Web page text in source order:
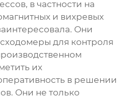
в частности на
и вихревых
Они
для контроля
их
в решении
Они не только